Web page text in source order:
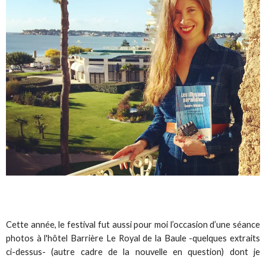
Cette année, le festival fut aussi pour moi l’occasion d’une séance
photos à l'hôtel Barrière Le Royal de la Baule -quelques extraits
ci-dessus- (autre cadre de la nouvelle en question) dont je